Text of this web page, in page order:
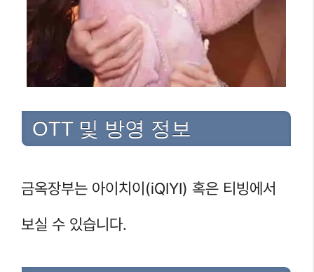
OTT 및 방영 정보
금옥장부는 아이치이(iQIYI) 혹은 티빙에서
보실 수 있습니다.